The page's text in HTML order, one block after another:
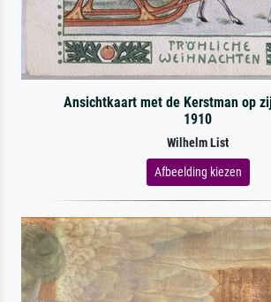
Ansichtkaart met de Kerstman op
1910
Wilhelm List
Afbeelding kiezen